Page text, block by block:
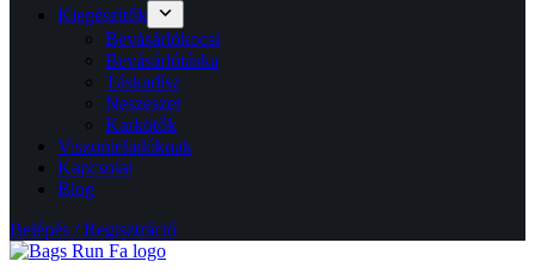
Kiegészítők
Bevásárlókocsi
Bevásárlótáska
Táskadísz
Neszeszer
Karkötők
Viszonteladóknak
Kapcsolat
Blog
Belépés / Regisztráció